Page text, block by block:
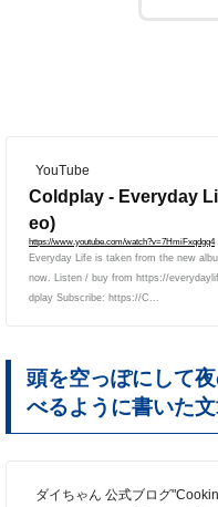
YouTube
Coldplay - Everyday
eo)
https://www.youtube.com/watch?v=7HmiFxqdgq4
Everyday Life is taken from the new
now. Listen / buy from https://
dplay Subscribe: https://C...
頭を空っぽにして
べるように書いた
ダイちゃん 公式ブログ